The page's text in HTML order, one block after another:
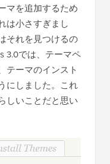
マを追加するため
は小さすぎまし
それを見つけるの
3.0では、テーマペ
テーマのインスト
にしました。これ
しいことだと思い